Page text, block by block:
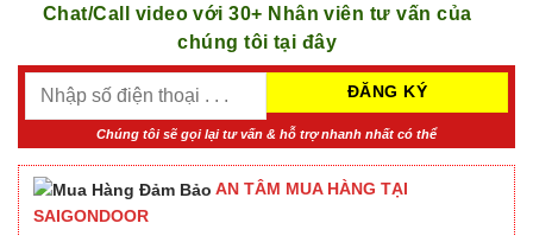
Chat/Call video với 30+ Nhân viên tư vấn của
chúng tôi tại đây
Chúng tôi sẽ gọi lại tư vấn & hỗ trợ nhanh nhất có thể
AN TÂM MUA HÀNG TẠI
SAIGONDOOR